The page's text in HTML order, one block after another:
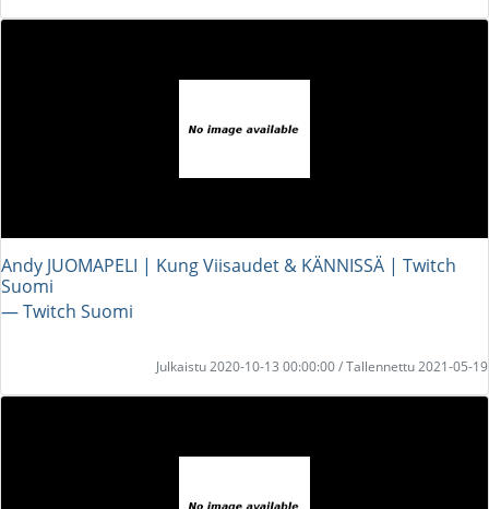
Andy JUOMAPELI | Kung Viisaudet & KÄNNISSÄ | Twitch
Suomi
― Twitch Suomi
Julkaistu 2020-10-13 00:00:00 / Tallennettu 2021-05-19